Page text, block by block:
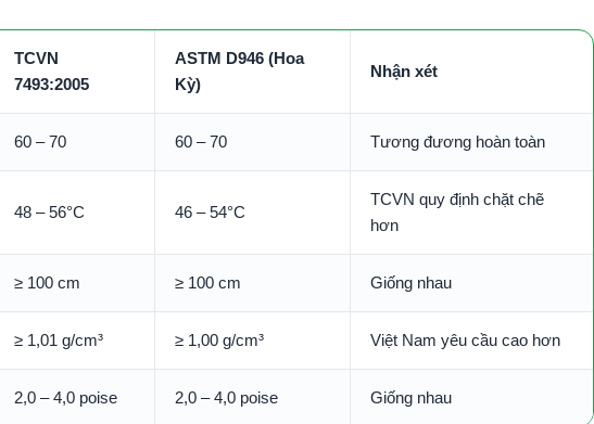
TCVN
7493:2005
ASTM D946 (Hoa
Kỳ)
Nhận xét
60 – 70 60 – 70 Tương đương hoàn toàn
48 – 56°C 46 – 54°C
TCVN quy định chặt chẽ
hơn
≥ 100 cm ≥ 100 cm Giống nhau
≥ 1,01 g/cm³ ≥ 1,00 g/cm³ Việt Nam yêu cầu cao hơn
2,0 – 4,0 poise 2,0 – 4,0 poise Giống nhau